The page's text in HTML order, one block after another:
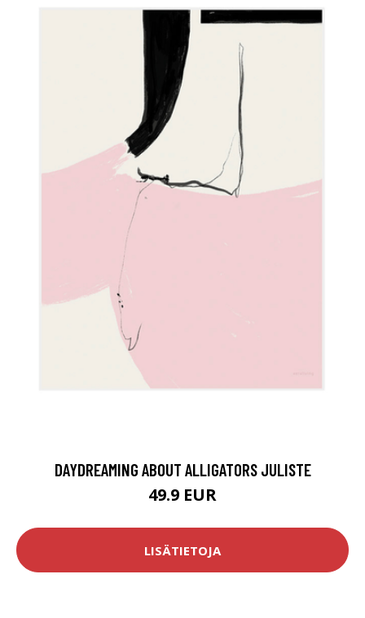
DAYDREAMING ABOUT ALLIGATORS JULISTE
49.9 EUR
LISÄTIETOJA